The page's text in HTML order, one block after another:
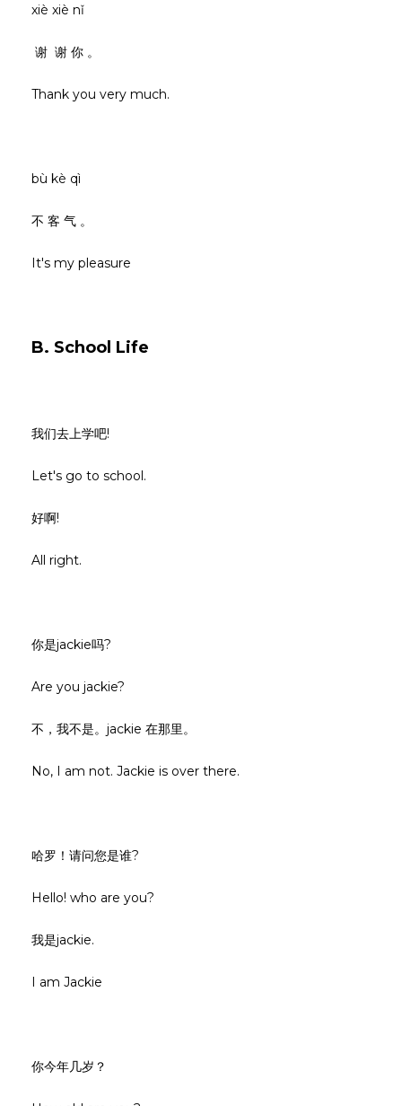
xiè xiè nǐ
谢 谢 你 。
Thank you very much.
bù kè qì
不 客 气 。
It's my pleasure
B. School Life
我们去上学吧!
Let's go to school.
好啊!
All right.
你是jackie吗?
Are you jackie?
不，我不是。jackie 在那里。
No, I am not. Jackie is over there.
哈罗！请问您是谁?
Hello! who are you?
我是jackie.
I am Jackie
你今年几岁？